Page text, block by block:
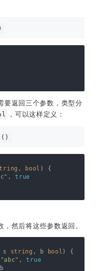
要返回三个参数，类型分
，可以这样定义：
()
, bool ) {
, true
然后将这些参数返回。
s string , b bool ) {
"abc" , true